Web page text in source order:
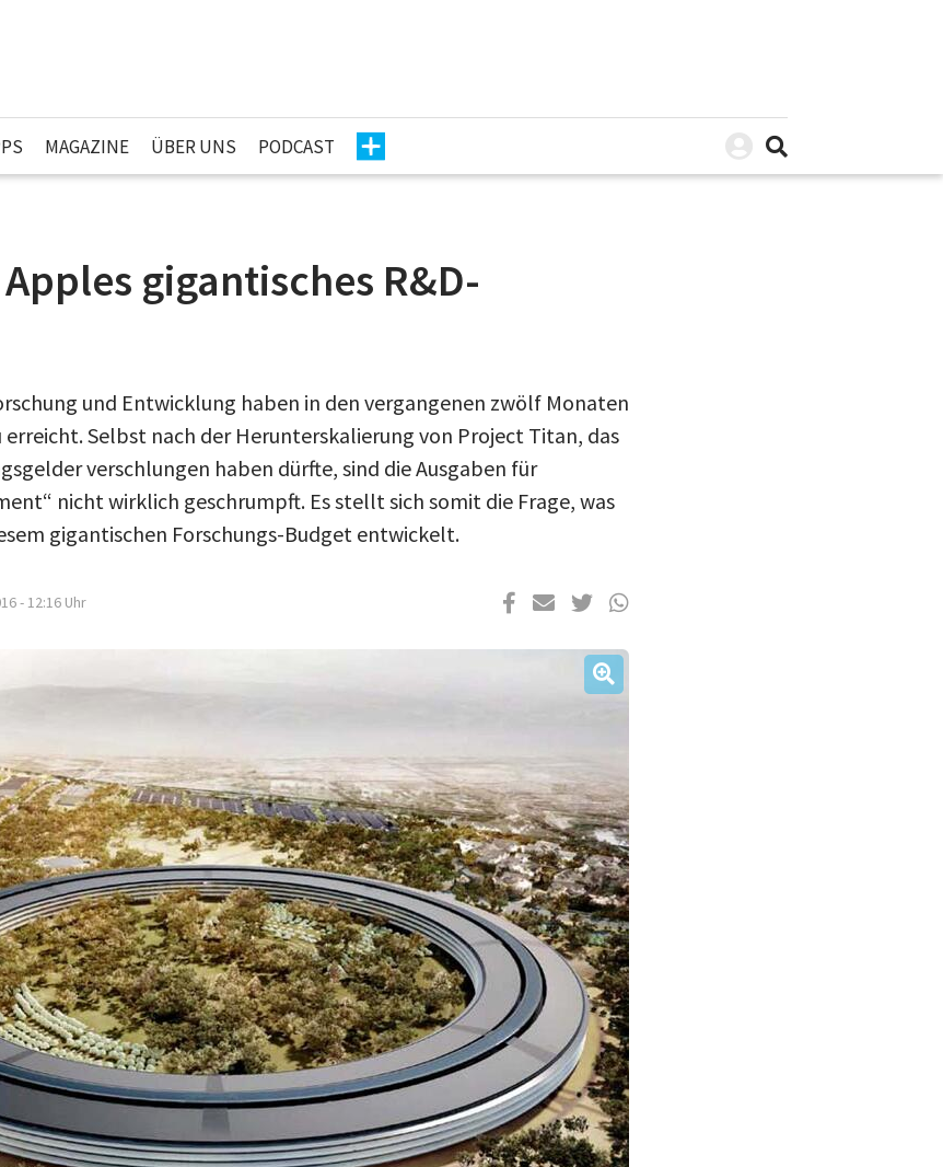
MAGAZINE ÜBER UNS PODCAST
gigantisches R&D-
und Entwicklung haben in den vergangenen zwölf Monaten
erreicht. Selbst nach der Herunterskalierung von Project Titan, das
verschlungen haben dürfte, sind die Ausgaben für
nicht wirklich geschrumpft. Es stellt sich somit die Frage, was
gigantischen Forschungs-Budget entwickelt.
- 12:16 Uhr